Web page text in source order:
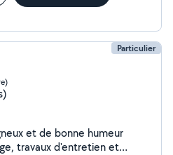
Particulier
et de bonne humeur
travaux d'entretien et